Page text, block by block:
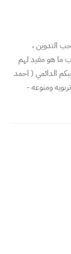
التدوين ،
ما هو مفيد لهم
الدائمي ( احمد
ومنوعه -